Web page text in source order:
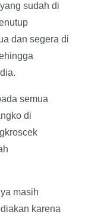
sudah di
dan segera di
semua
di
masih
karena